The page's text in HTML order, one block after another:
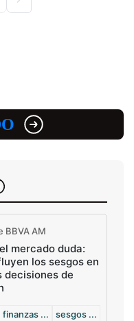
BBVA AM
mercado duda:
los sesgos en
decisiones de
finanzas ... sesgos ...